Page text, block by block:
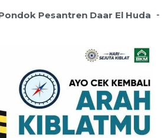
Pesantren Daar El Huda